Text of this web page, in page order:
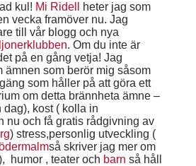
kul! Mi Ridell
heter jag som
vecka framöver nu. Jag
till vår blogg och nya
. Om du inte är
på en gång vetja! Jag
ämnen som berör mig såsom
som håller på att göra ett
om detta brännheta ämne –
dag), kost ( kolla in
nu och få gratis rådgivning av
) stress,personlig utveckling (
så skriver jag mer om
humor , teater och barn så håll